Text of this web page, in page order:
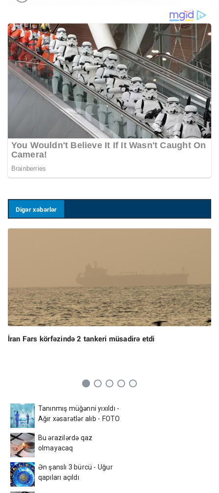
Digər xəbərlər
İran Fars körfəzində 2 tankeri müsadirə etdi
Tanınmış müğənni yıxıldı -
Ağır xəsarətlər alıb - FOTO
Bu ərazilərdə qaz
olmayacaq
Ən şanslı 3 bürcü - Uğur
qapıları açıldı